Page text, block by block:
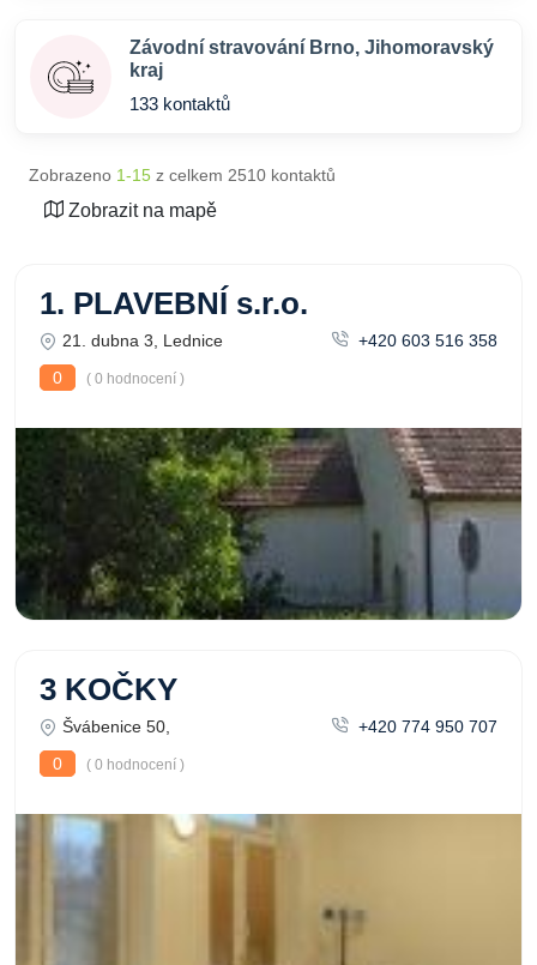
Závodní stravování Brno, Jihomoravský
kraj
133 kontaktů
Zobrazeno 1-15 z celkem 2510 kontaktů
Zobrazit na mapě
1. PLAVEBNÍ s.r.o.
21. dubna 3, Lednice
+420 603 516 358
0
( 0 hodnocení )
3 KOČKY
Švábenice 50,
+420 774 950 707
0
( 0 hodnocení )